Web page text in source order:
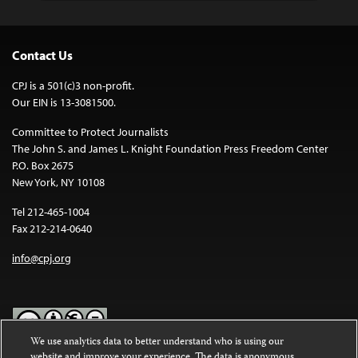
Contact Us
CPJ is a 501(c)3 non-profit.
Our EIN is 13-3081500.
Committee to Protect Journalists
The John S. and James L. Knight Foundation Press Freedom Center
P.O. Box 2675
New York, NY 10108
Tel 212-465-1004
Fax 212-214-0640
info@cpj.org
We use analytics data to better understand who is using our